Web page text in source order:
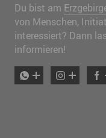
Du bist am
von Menschen,
interessiert? Dann
informieren!